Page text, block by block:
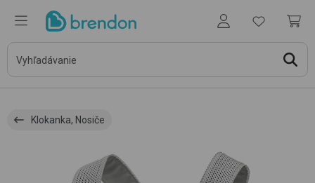
Klokanka, Nosiče